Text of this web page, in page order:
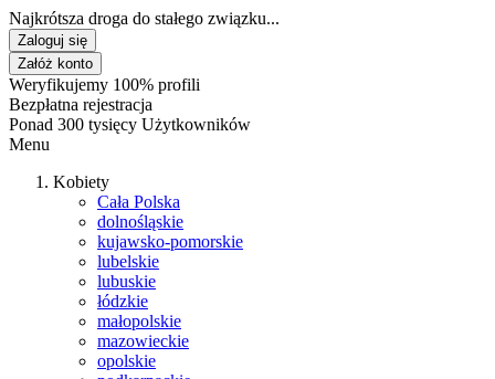
Najkrótsza droga do stałego związku...
Zaloguj się
Załóż konto
Weryfikujemy 100% profili
Bezpłatna rejestracja
Ponad 300 tysięcy Użytkowników
Menu
Kobiety
Cała Polska
dolnośląskie
kujawsko-pomorskie
lubelskie
lubuskie
łódzkie
małopolskie
mazowieckie
opolskie